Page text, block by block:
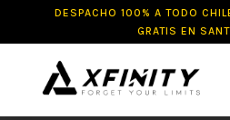
DESPACHO 100% A TODO
GRATIS EN